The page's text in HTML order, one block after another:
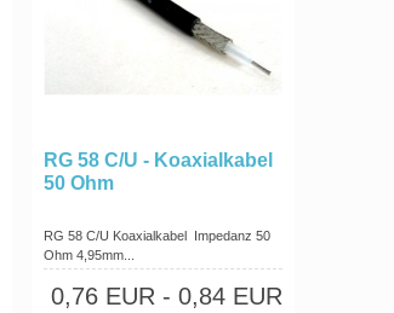
RG 58 C/U - Koaxialkabel
50 Ohm
RG 58 C/U Koaxialkabel Impedanz 50
Ohm 4,95mm...
0,76 EUR - 0,84 EUR